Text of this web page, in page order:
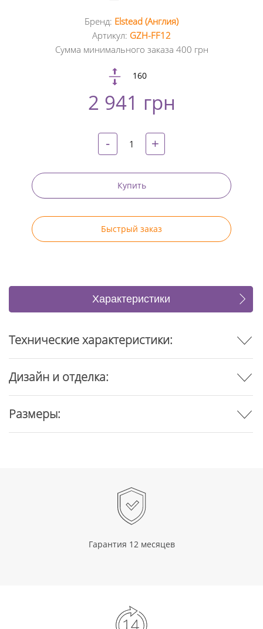
Facebook
Twitter
Pinterest
Бренд: Elstead (Англия)
Артикул: GZH-FF12
Сумма минимального заказа 400 грн
160
2 941 грн
- +
Купить
Быстрый заказ
Характеристики
Отзывы
Технические характеристики:
Дизайн и отделка:
Размеры:
Гарантия 12 месяцев